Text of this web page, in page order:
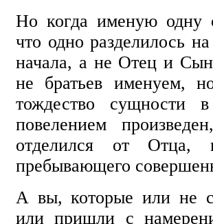
Но когда именую одну
что одно разделилось
начала, а не Отец и
не братьев именуем,
тождество
повелением
отделился от Отца,
пребывающего
А вы, которые или не
или пришли с